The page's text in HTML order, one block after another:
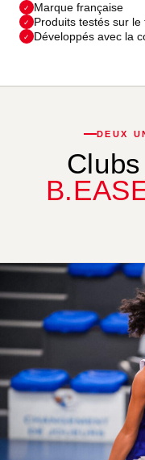
✓ Marque française
✓ Produits testés sur le
✓ Développés avec la
DEUX